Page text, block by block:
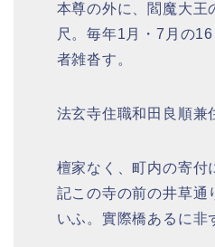
本尊の外に、閻魔大王
尺。毎年1月・7月の
者雑沓す。
法玄寺住職和田良順兼
檀家なく、町内の寄付
記この寺の前の井草通
いふ。實際橋あるに非